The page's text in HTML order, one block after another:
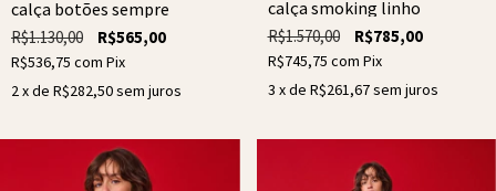
calça botões sempre
R$1.130,00 R$565,00
R$536,75 com Pix
2 x de R$282,50sem juros
calça smoking linho
R$1.570,00 R$785,00
R$745,75 com Pix
3 x de R$261,67sem juros